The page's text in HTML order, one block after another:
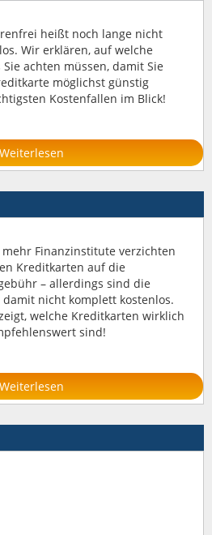
heißt noch lange nicht
Wir erklären, auf welche
Sie achten müssen, damit Sie
möglichst günstig
Kostenfallen im Blick!
Weiterlesen
Finanzinstitute verzichten
Kreditkarten auf die
– allerdings sind die
damit nicht komplett kostenlos.
welche Kreditkarten wirklich
sind!
Weiterlesen